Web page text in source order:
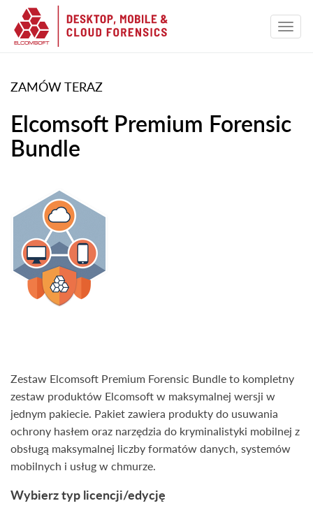
ZAMÓW TERAZ
Elcomsoft Premium Forensic
Bundle
Zestaw Elcomsoft Premium Forensic Bundle to kompletny
zestaw produktów Elcomsoft w maksymalnej wersji w
jednym pakiecie. Pakiet zawiera produkty do usuwania
ochrony hasłem oraz narzędzia do kryminalistyki mobilnej z
obsługą maksymalnej liczby formatów danych, systemów
mobilnych i usług w chmurze.
Wybierz typ licencji/edycję